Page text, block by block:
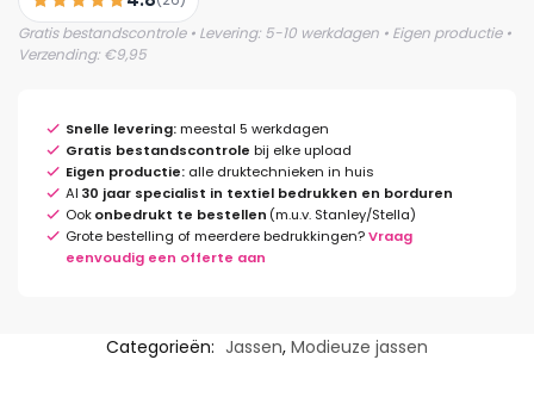
Gratis bestandscontrole • Levering: 5-10 werkdagen • Eigen productie •
Verzending: €9,95
Snelle levering:meestal 5 werkdagen
Gratis bestandscontrole bij elke upload
Eigen productie: alle druktechnieken in huis
Al 30 jaar specialist in textiel bedrukken en borduren
Ookonbedrukt te bestellen (m.u.v. Stanley/Stella)
Grote bestelling of meerdere bedrukkingen?Vraag
eenvoudig een offerte aan
Categorieën: Jassen, Modieuze jassen